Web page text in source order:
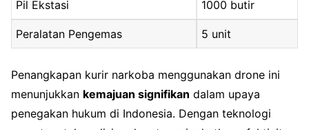
Pil Ekstasi 1000 butir
Peralatan Pengemas 5 unit
Penangkapan kurir narkoba menggunakan drone ini
menunjukkan kemajuan signifikan dalam upaya
penegakan hukum di Indonesia. Dengan teknologi